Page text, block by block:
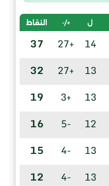
ل +/- النقاط
14
+27
37
13
+27
32
13
+3
19
12
-5
16
13
-4
15
13
-4
12